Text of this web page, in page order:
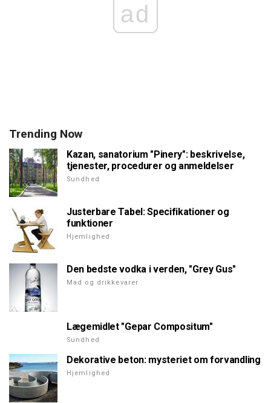
ad
Trending Now
Kazan, sanatorium "Pinery": beskrivelse,
tjenester, procedurer og anmeldelser
Sundhed
Justerbare Tabel: Specifikationer og
funktioner
Hjemlighed
Den bedste vodka i verden, "Grey Gus"
Mad og drikkevarer
Lægemidlet "Gepar Compositum"
Sundhed
Dekorative beton: mysteriet om forvandling
Hjemlighed